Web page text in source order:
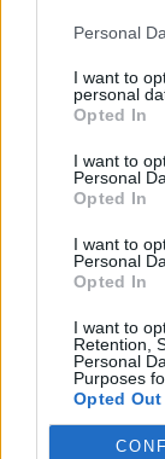
Personal
I want to
personal
Opted In
I want to
Personal
Opted In
I want to
Personal
Opted In
I want to
Retention,
Personal
Purposes
Opted Out
Ankaraja u
Moskës dhe
Dita e nëntë e
në Divjakë,
teserat e PS-
kundërshtojnë